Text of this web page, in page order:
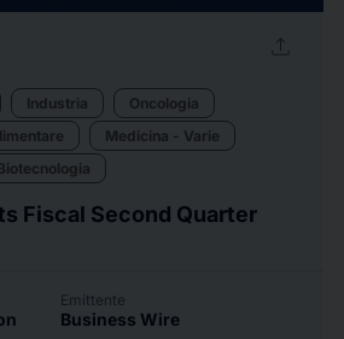
upload
Industria
Oncologia
Medicina - Varie
Fiscal Second Quarter
Emittente
Business Wire